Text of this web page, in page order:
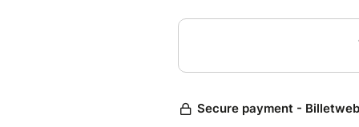
de soi, ou l'exploration de sa
transformation et l'équilibre
en se libérant des blocages